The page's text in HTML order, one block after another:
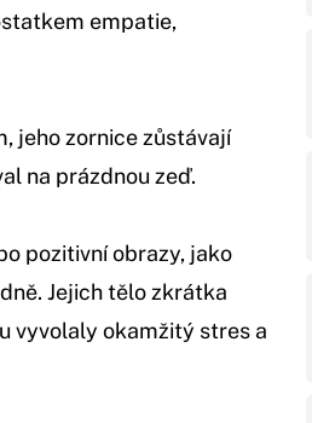
empatie,
jeho zornice zůstávají
na prázdnou zeď.
pozitivní obrazy, jako
Jejich tělo zkrátka
vyvolaly okamžitý stres a